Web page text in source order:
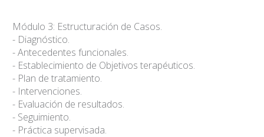
Módulo 3: Estructuración de Casos.
- Diagnóstico.
- Antecedentes funcionales.
- Establecimiento de Objetivos terapéuticos.
- Plan de tratamiento.
- Intervenciones.
- Evaluación de resultados.
- Seguimiento.
- Práctica supervisada.